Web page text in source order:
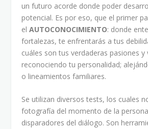
un futuro acorde donde poder
potencial. Es por eso, que el primer
elAUTOCONOCIMIENTO: donde
fortalezas, te enfrentarás a tus
cuáles son tus verdaderas pasiones y
reconociendo tu personalidad;
o lineamientos familiares.
Se utilizan diversos tests, los cuales
fotografía del momento de la
disparadores del diálogo. Son